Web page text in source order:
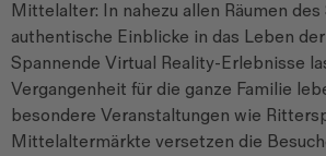
Mittelalter: In nahezu allen Räumen
authentische Einblicke in das Leben
Spannende Virtual Reality-Erlebnisse
Vergangenheit für die ganze Familie
besondere Veranstaltungen wie
Mittelaltermärkte versetzen die